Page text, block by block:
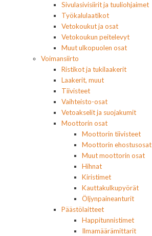
Sivulasivisiirit ja tuuliohjaimet
Työkalulaatikot
Vetokoukut ja osat
Vetokoukun peitelevyt
Muut ulkopuolen osat
Voimansiirto
Ristikot ja tukilaakerit
Laakerit, muut
Tiivisteet
Vaihteisto-osat
Vetoakselit ja suojakumit
Moottorin osat
Moottorin tiivisteet
Moottorin ehostusosat
Muut moottorin osat
Hihnat
Kiristimet
Kauttakulkupyörät
Öljynpaineanturit
Päästölaitteet
Happitunnistimet
Ilmamäärämittarit